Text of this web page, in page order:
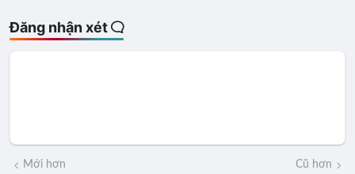
Đăng nhận xét
Mới hơn Cũ hơn